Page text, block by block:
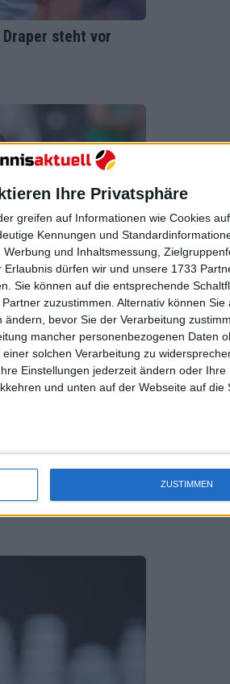
Ihre Privatsphäre
greifen auf Informationen wie Cookies
Kennungen und
und Inhaltsmessung,
Erlaubnis dürfen wir und unsere 1733
Sie können auf die entsprechende
zuzustimmen. Alternativ können Sie
bevor Sie der Verarbeitung
mancher personenbezogenen Daten
solchen Verarbeitung zu
Einstellungen jederzeit ändern oder Ihre
und unten auf der Webseite auf die
ZUSTIMMEN
steht vor
Alcaraz und
an